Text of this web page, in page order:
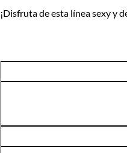
¡Disfruta de esta línea sexy y